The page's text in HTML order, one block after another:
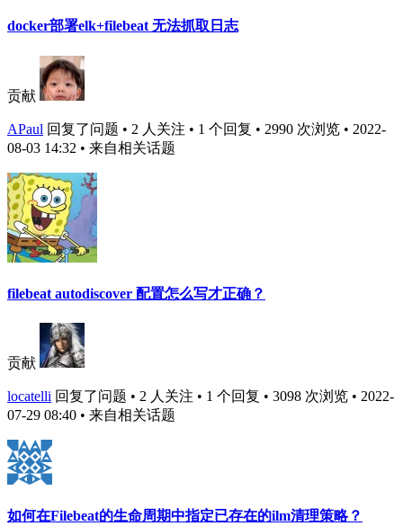
docker部署elk+filebeat 无法抓取日志
贡献
APaul 回复了问题 • 2 人关注 • 1 个回复 • 2990 次浏览 • 2022-
08-03 14:32 • 来自相关话题
filebeat autodiscover 配置怎么写才正确？
贡献
locatelli 回复了问题 • 2 人关注 • 1 个回复 • 3098 次浏览 • 2022-
07-29 08:40 • 来自相关话题
如何在Filebeat的生命周期中指定已存在的ilm清理策略？